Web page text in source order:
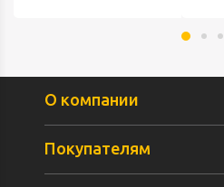
О компании
Покупателям